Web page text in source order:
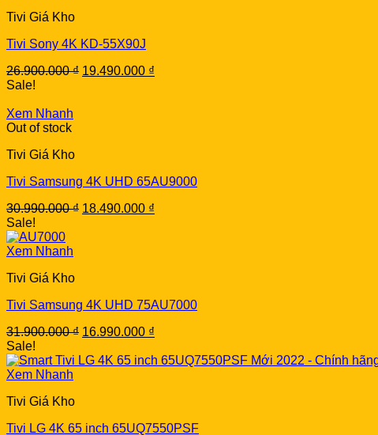
Tivi Giá Kho
Tivi Sony 4K KD-55X90J
26.900.000₫ Original
19.490.000 ₫
Sale!
Xem Nhanh
Out of stock
Tivi Giá Kho
Tivi Samsung 4K UHD 65AU9000
30.990.000₫ Original
18.490.000 ₫
Sale!
Xem Nhanh
Tivi Giá Kho
Tivi Samsung 4K UHD 75AU7000
31.900.000₫ Original
was:
16.990.000 ₫
is:
Sale!
Xem Nhanh
Tivi Giá Kho
Tivi LG 4K 65 inch 65UQ7550PSF